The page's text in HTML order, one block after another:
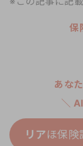
保
あな
＼
リアほ保険